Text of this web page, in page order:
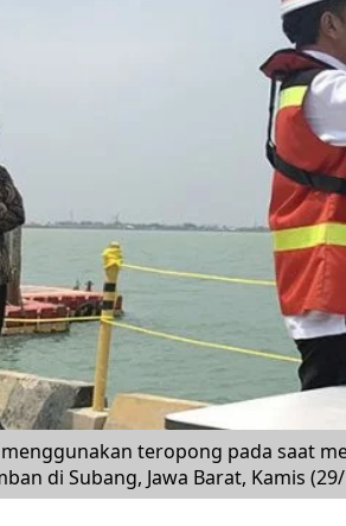
teropong pada saat
di Subang, Jawa Barat, Kamis